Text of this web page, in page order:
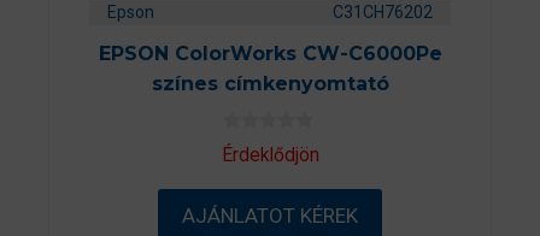
Epson C31CH76202
EPSON ColorWorks CW-C6000Pe
színes címkenyomtató
0
a
-
Érdeklődjön
AJÁNLATOT KÉREK